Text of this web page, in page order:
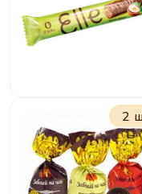
Элли с
шоколадно-
2